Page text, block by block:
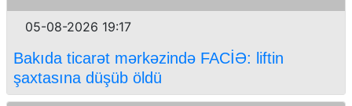
05-08-2026 19:17
Bakıda ticarət mərkəzində FACİƏ: liftin
şaxtasına düşüb öldü